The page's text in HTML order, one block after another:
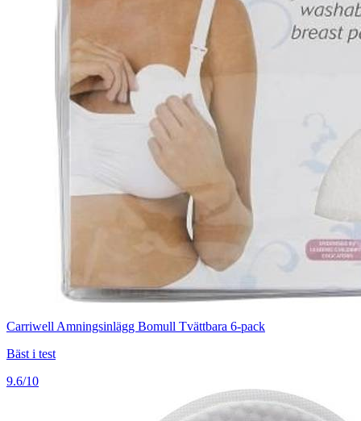
Carriwell Amningsinlägg Bomull Tvättbara 6-pack
Bäst i test
9.6/10